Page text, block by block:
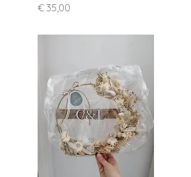
Prijs
€ 35,00